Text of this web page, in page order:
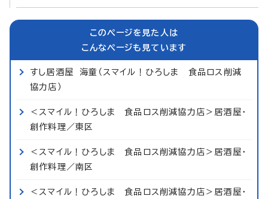
このページを見た人は
こんなページも見ています
すし居酒屋 海童（スマイル！ひろしま 食品ロス削減
協力店）
＜スマイル！ひろしま 食品ロス削減協力店＞居酒屋・
創作料理／東区
＜スマイル！ひろしま 食品ロス削減協力店＞居酒屋・
創作料理／南区
＜スマイル！ひろしま 食品ロス削減協力店＞居酒屋・